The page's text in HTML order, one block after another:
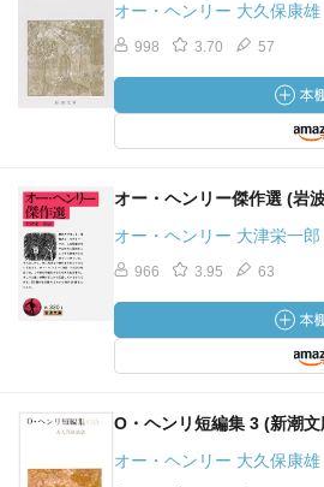
オー・ヘンリー 大久保康雄
998 3.70 57
オー・ヘンリー傑作選 (岩
オー・ヘンリー 大津栄一郎
966 3.95 63
O・ヘンリ短編集 3 (新潮
オー・ヘンリー 大久保康雄